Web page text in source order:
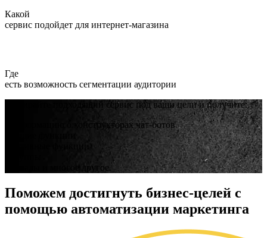
Какой
сервис подойдет для интернет-магазина
Где
есть возможность сегментации аудитории
Выбирайте подходящий сервис под ваши цели и получите:
- информацию о конструкторах чат-ботов
- каналы и многое другое.
Поможем достигнуть бизнес-целей с
помощью автоматизации маркетинга